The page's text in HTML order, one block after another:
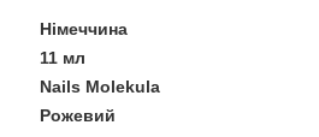
Німеччина
11 мл
Nails Molekula
Рожевий